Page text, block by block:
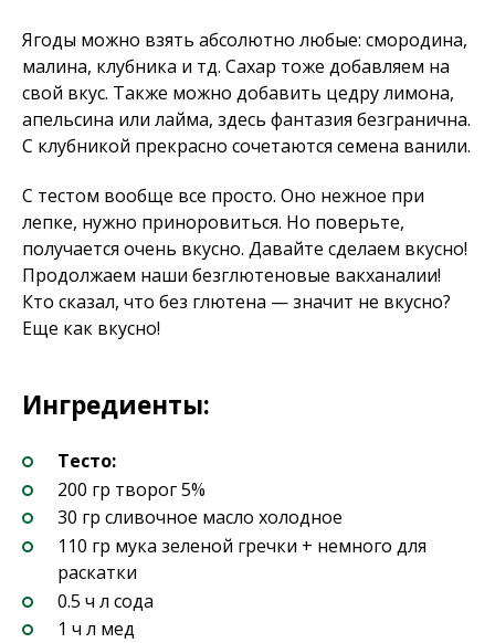
Ягоды можно взять абсолютно любые: смородина,
малина, клубника и тд. Сахар тоже добавляем на
свой вкус. Также можно добавить цедру лимона,
апельсина или лайма, здесь фантазия безгранична.
С клубникой прекрасно сочетаются семена ванили.
С тестом вообще все просто. Оно нежное при
лепке, нужно приноровиться. Но поверьте,
получается очень вкусно. Давайте сделаем вкусно!
Продолжаем наши безглютеновые вакханалии!
Кто сказал, что без глютена — значит не вкусно?
Еще как вкусно!
Ингредиенты:
Тесто:
200 гр творог 5%
30 гр сливочное масло холодное
110 гр мука зеленой гречки + немного для
раскатки
0.5 ч л сода
1 ч л мед